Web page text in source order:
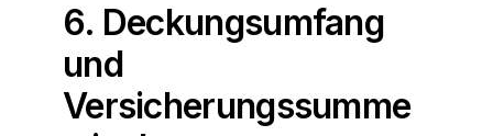
6. Deckungsumfang
und
Versicherungssumme